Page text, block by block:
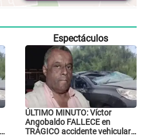
Espectáculos
ÚLTIMO MINUTO: Víctor
Angobaldo FALLECE en
TRÁGICO accidente vehicular